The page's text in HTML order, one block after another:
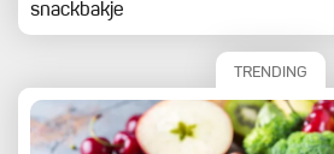
snackbakje
TRENDING